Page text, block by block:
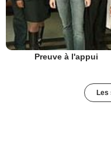
Preuve à l'appui
Les